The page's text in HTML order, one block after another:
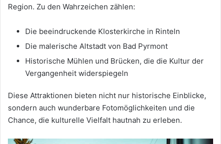
Region. Zu den Wahrzeichen zählen:
Die beeindruckende Klosterkirche in Rinteln
Die malerische Altstadt von Bad Pyrmont
Historische Mühlen und Brücken, die die Kultur der
Vergangenheit widerspiegeln
Diese Attraktionen bieten nicht nur historische Einblicke,
sondern auch wunderbare Fotomöglichkeiten und die
Chance, die kulturelle Vielfalt hautnah zu erleben.